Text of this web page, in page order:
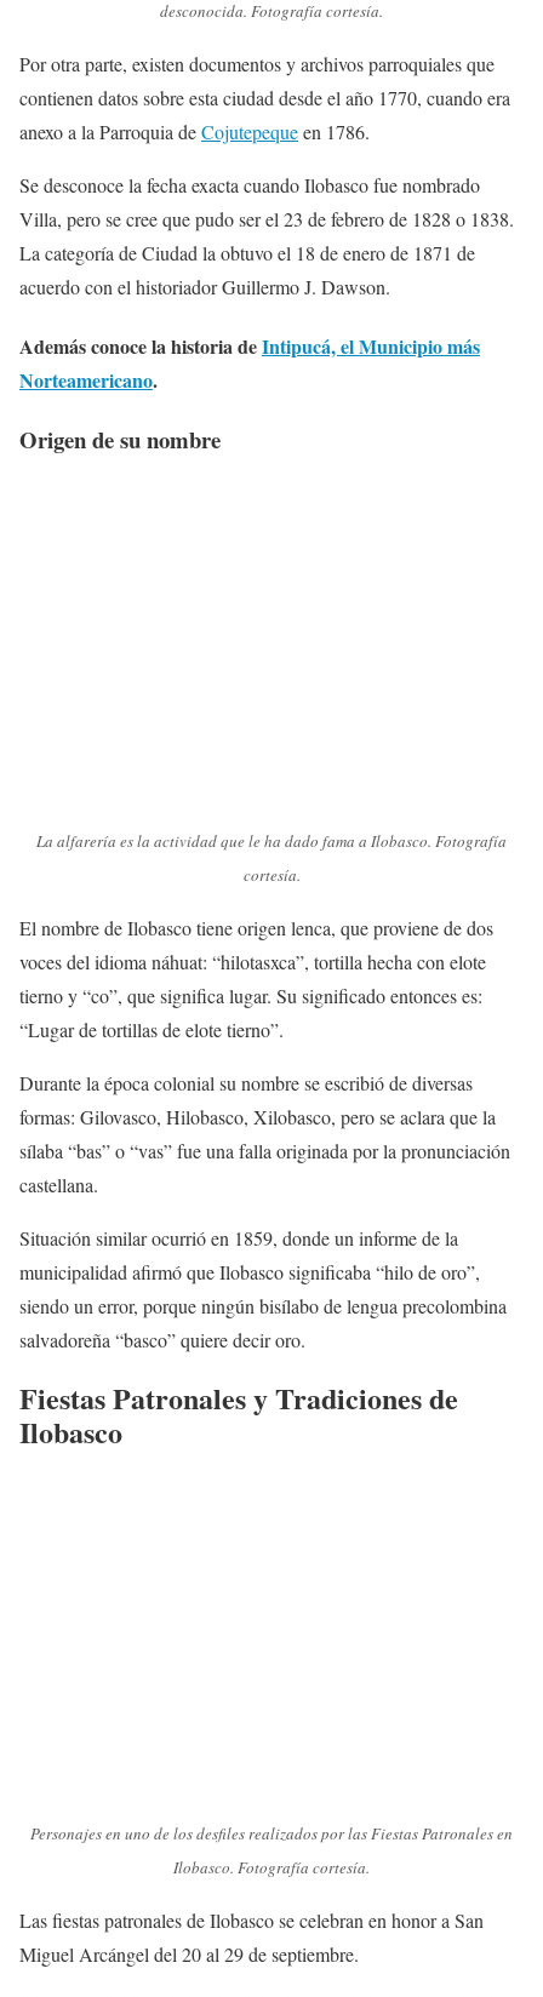
desconocida. Fotografía cortesía.
Por otra parte, existen documentos y archivos parroquiales que
contienen datos sobre esta ciudad desde el año 1770, cuando era
anexo a la Parroquia deCojutepequeen 1786.
Se desconoce la fecha exacta cuando Ilobasco fue nombrado
Villa, pero se cree que pudo ser el 23 de febrero de 1828 o 1838.
La categoría de Ciudad la obtuvo el 18 de enero de 1871 de
acuerdo con el historiador Guillermo J. Dawson.
Además conoce la historia deIntipucá, el Municipio más
Norteamericano.
Origen de su nombre
La alfarería es la actividad que le ha dado fama a Ilobasco. Fotografía
cortesía.
El nombre de Ilobasco tiene origen lenca, que proviene de dos
voces del idioma náhuat: “hilotasxca”, tortilla hecha con elote
tierno y “co”, que significa lugar. Su significado entonces es:
“Lugar de tortillas de elote tierno”.
Durante la época colonial su nombre se escribió de diversas
formas: Gilovasco, Hilobasco, Xilobasco, pero se aclara que la
sílaba “bas” o “vas” fue una falla originada por la pronunciación
castellana.
Situación similar ocurrió en 1859, donde un informe de la
municipalidad afirmó que Ilobasco significaba “hilo de oro”,
siendo un error, porque ningún bisílabo de lengua precolombina
salvadoreña “basco” quiere decir oro.
Fiestas Patronales y Tradiciones de
Ilobasco
Personajes en uno de los desfiles realizados por las Fiestas Patronales en
Ilobasco. Fotografía cortesía.
Las fiestas patronales de Ilobasco se celebran en honor a San
Miguel Arcángel del 20 al 29 de septiembre.